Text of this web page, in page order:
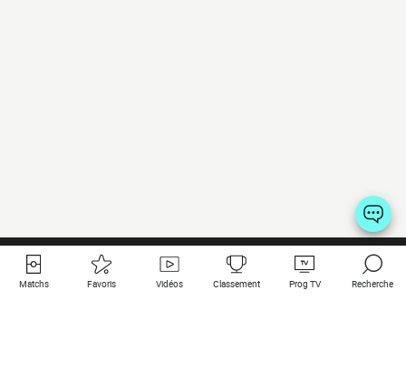
Matchs Favoris Vidéos Classement Prog TV Recherche